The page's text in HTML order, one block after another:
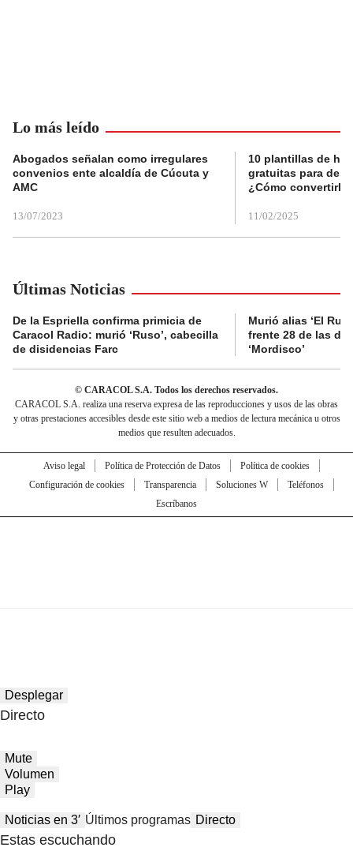
Lo más leído
Abogados señalan como irregulares
convenios ente alcaldía de Cúcuta y
AMC
13/07/2023
10 plantillas de
gratuitas para
¿Cómo convertirla
11/02/2025
Últimas Noticias
De la Espriella confirma primicia de
Caracol Radio: murió ‘Ruso’, cabecilla
de disidencias Farc
Murió alias ‘El
frente 28 de las
‘Mordisco’
© CARACOL S.A. Todos los derechos reservados.
CARACOL S.A. realiza una reserva expresa de las reproducciones y usos de las obras
y otras prestaciones accesibles desde este sitio web a medios de lectura mecánica u otros
medios que resulten adecuados.
Aviso legal Política de Protección de Datos
Política de cookies
Configuración de cookies
Transparencia Soluciones W
Teléfonos
Escríbanos
Desplegar
Directo
Mute
Volumen
Play
Noticias en 3′ Últimos programas Directo
Estas escuchando